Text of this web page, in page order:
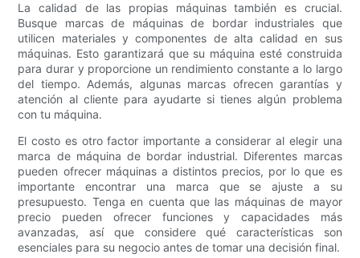
La calidad de las propias máquinas también es crucial.
Busque marcas de máquinas de bordar industriales que
utilicen materiales y componentes de alta calidad en sus
máquinas. Esto garantizará que su máquina esté construida
para durar y proporcione un rendimiento constante a lo largo
del tiempo. Además, algunas marcas ofrecen garantías y
atención al cliente para ayudarte si tienes algún problema
con tu máquina.
El costo es otro factor importante a considerar al elegir una
marca de máquina de bordar industrial. Diferentes marcas
pueden ofrecer máquinas a distintos precios, por lo que es
importante encontrar una marca que se ajuste a su
presupuesto. Tenga en cuenta que las máquinas de mayor
precio pueden ofrecer funciones y capacidades más
avanzadas, así que considere qué características son
esenciales para su negocio antes de tomar una decisión final.